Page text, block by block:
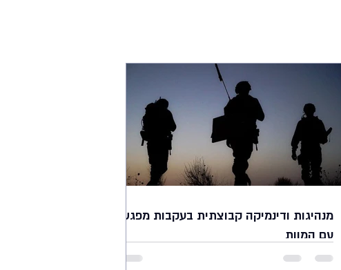
מנהיגות ודינמיקה קבוצתית בעקבות מפגש
עם המוות
מפגש עם מוות של חבר צוות מביא עמו אתגרים